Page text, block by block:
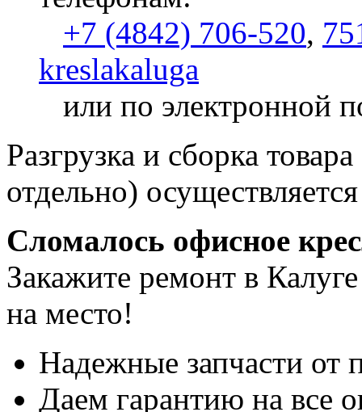
+7 (4842) 706-520,
kreslakaluga
или по электронной
Разгрузка и сборка
отдельно)
Сломалось офисное
Закажите ремонт в
на место!
Надежные запчасти от
Даем гарантию на все